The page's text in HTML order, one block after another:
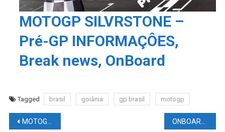
MOTOGP SILVRSTONE –
Pré-GP INFORMAÇÔES,
Break news, OnBoard
Tagged brasil goiânia gp brasil motogp
Navegação
MOTOGP VOLTOU AO BRASIL! O que Aconteceu na Quinta Feita em Goiânia